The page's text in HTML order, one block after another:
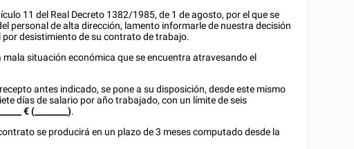
11 del Real Decreto 1382/1985, de 1 de agosto, por el que se
personal de alta dirección, lamento informarle de nuestra decisión
desistimiento de su contrato de trabajo.
situación económica que se encuentra atravesando el
antes indicado, se pone a su disposición, desde este mismo
días de salario por año trabajado, con un límite de seis
€ (________).
se producirá en un plazo de 3 meses computado desde la